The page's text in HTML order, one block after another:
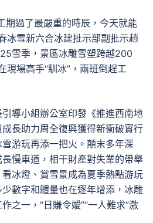
期過了最嚴重的時辰，今天就能
冰雪新六合冰建批示部副批示趙
雪季，景區冰雕雪塑跨越200
現場高手“馴冰”，兩班倒趕工
導小組辦公室印發《推進西南地
長助力周全復興獲得新衝破實行
游玩再添一把火。顛末多年深
慢車道，相干財產對失業的帶舉
冰燈、賞雪景成為夏季熱點游玩
數字和體量也在逐年增添，冰雕
之一，“日賺令嬡”“一人難求”激